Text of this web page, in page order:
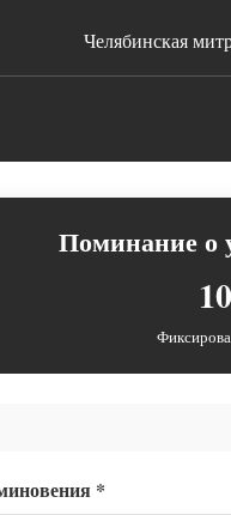
Челябинская
Поминание о
*